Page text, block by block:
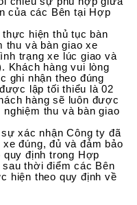
của các Bên tại Hợp
hiện thủ tục bàn
thu và bàn giao xe
trạng xe lúc giao và
Khách hàng vui lòng
ghi nhận theo đúng
lập tối thiểu là 02
hàng sẽ luôn được
thu và bàn giao
xác nhận Công ty đã
đúng, đủ và đảm bảo
định trong Hợp
thời điểm các Bên
hiện theo quy định về